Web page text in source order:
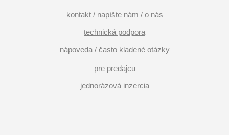
kontakt / napíšte nám / o nás
technická podpora
nápoveda / často kladené otázky
pre predajcu
jednorázová inzercia